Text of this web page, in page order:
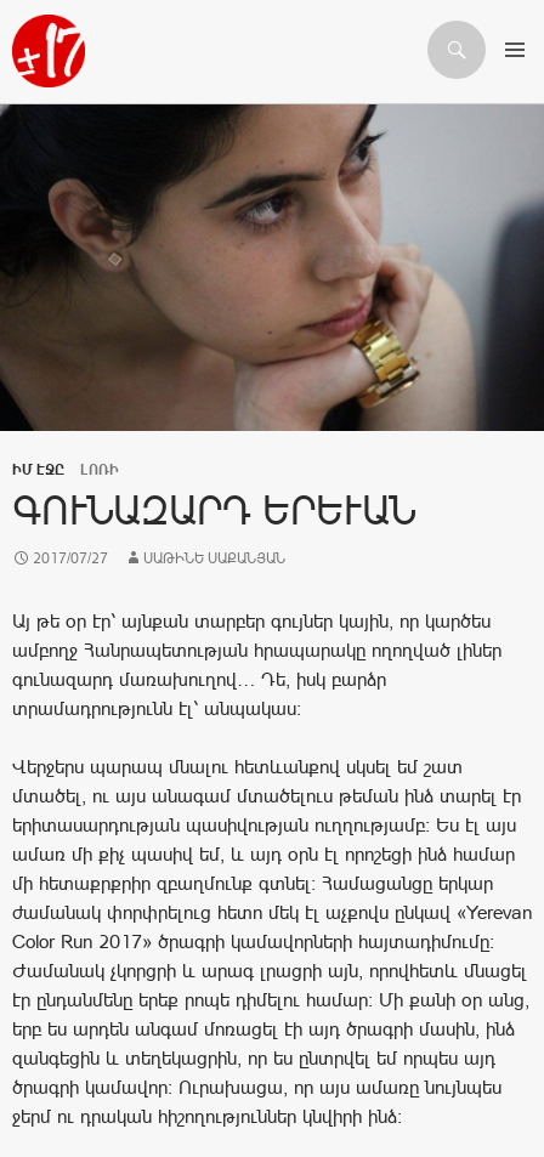
Որոնում
ԱՆՑՆԵԼ ԲՈՎԱՆԴԱԿՈՒԹՅԱՆԸ
ԻՄ ԷՋԸ ԼՈՌԻ
ԳՈՒՆԱԶԱՐԴ ԵՐԵՒԱՆ
2017/07/27 ՍԱԹԻՆԵ ՍԱՔԱՆՅԱՆ
Այ թե օր էր՝ այնքան տարբեր գույներ կային, որ կարծես
ամբողջ Հանրապետության հրապարակը ողողված լիներ
գունազարդ մառախուղով… Դե, իսկ բարձր
տրամադրությունն էլ՝ անպակաս:
Վերջերս պարապ մնալու հետևանքով սկսել եմ շատ
մտածել, ու այս անագամ մտածելուս թեման ինձ տարել էր
երիտասարդության պասիվության ուղղությամբ: Ես էլ այս
ամառ մի քիչ պասիվ եմ, և այդ օրն էլ որոշեցի ինձ համար
մի հետաքրքրիր զբաղմունք գտնել: Համացանցը երկար
ժամանակ փորփրելուց հետո մեկ էլ աչքովս ընկավ «Yerevan
Color Run 2017» ծրագրի կամավորների հայտադիմումը:
Ժամանակ չկորցրի և արագ լրացրի այն, որովհետև մնացել
էր ընդանմենը երեք րոպե դիմելու համար: Մի քանի օր անց,
երբ ես արդեն անգամ մոռացել էի այդ ծրագրի մասին, ինձ
զանգեցին և տեղեկացրին, որ ես ընտրվել եմ որպես այդ
ծրագրի կամավոր: Ուրախացա, որ այս ամառը նույնպես
ջերմ ու դրական հիշողություններ կնվիրի ինձ: